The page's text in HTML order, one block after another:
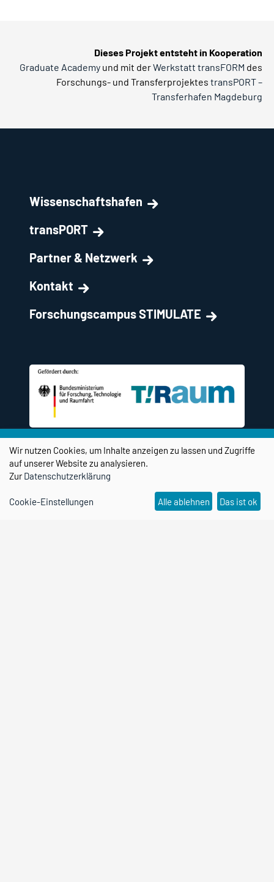
Dieses Projekt entsteht in Kooperation
Graduate Academyund mit derWerkstatt transFORM des
Forschungs- und Transferprojektes transPORT –
Transferhafen Magdeburg
Wissenschaftshafen
transPORT
Partner & Netzwerk
Kontakt
Forschungscampus STIMULATE
Social Media Kanäle
Wir nutzen Cookies, um Inhalte anzeigen zu lassen und Zugriffe
auf unserer Website zu analysieren.
ZurDatenschutzerklärung
Cookie-Einstellungen Alle ablehnen Das ist ok